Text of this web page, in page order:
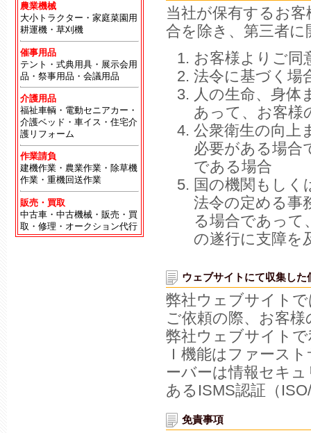
農業機械
大小トラクター・家庭菜園用
耕運機・草刈機
催事用品
テント・式典用具・展示会用
品・祭事用品・会議用品
介護用品
福祉車輌・電動セニアカー・
介護ベッド・車イス・住宅介
護リフォーム
作業請負
建機作業・農業作業・除草機
作業・重機回送作業
販売・買取
中古車・中古機械・販売・買
取・修理・オークション代行
当社が保有するお
合を除き、第三者
お客様よりご同
法令に基づく場
人の生命、身体
あって、お客様
公衆衛生の向上
必要がある場合
である場合
国の機関もしく
法令の定める事
る場合であって
の遂行に支障を
ウェブサイトにて収集した
弊社ウェブサイト
ご依頼の際、お客
弊社ウェブサイト
Ｉ機能はファース
ーバーは情報セキ
あるISMS認証（
免責事項